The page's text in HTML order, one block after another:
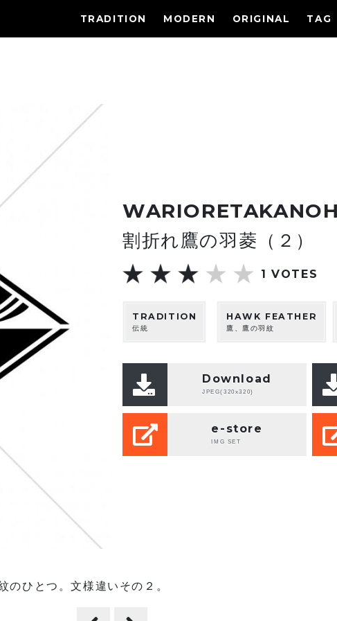
TRADITION MODERN ORIGINAL TAG
割折れ鷹の羽菱（２）
1 VOTES
TRADITION
伝統
HAWK FEATHER
鷹、鷹の羽紋
Download
JPEG(320x320)
e-store
IMG SET
ひとつ。文様違いその２。